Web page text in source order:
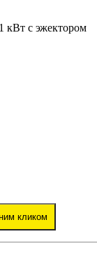
кВт с эжектором
кликом